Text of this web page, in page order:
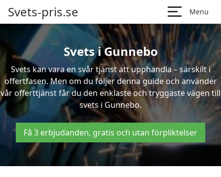
Svets-pris.se Menu
Svets i Gunnebo
Svets kan vara en svår tjänst att upphandla – särskilt i
offertfasen. Men om du följer denna guide och använder
vår offerttjänst får du den enklaste och tryggaste vägen till
svets i Gunnebo.
Få 3 erbjudanden, gratis och utan förpliktelser